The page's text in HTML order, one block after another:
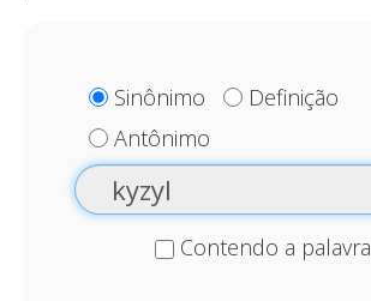
Sinônimo
Definição
Antônimo
Contendo a palavra